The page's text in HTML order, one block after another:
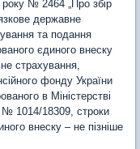
року № 2464 „Про збір
державне
та подання
єдиного внеску
страхування,
фонду України
в Міністерстві
№ 1014/18309, строки
внеску – не пізніше